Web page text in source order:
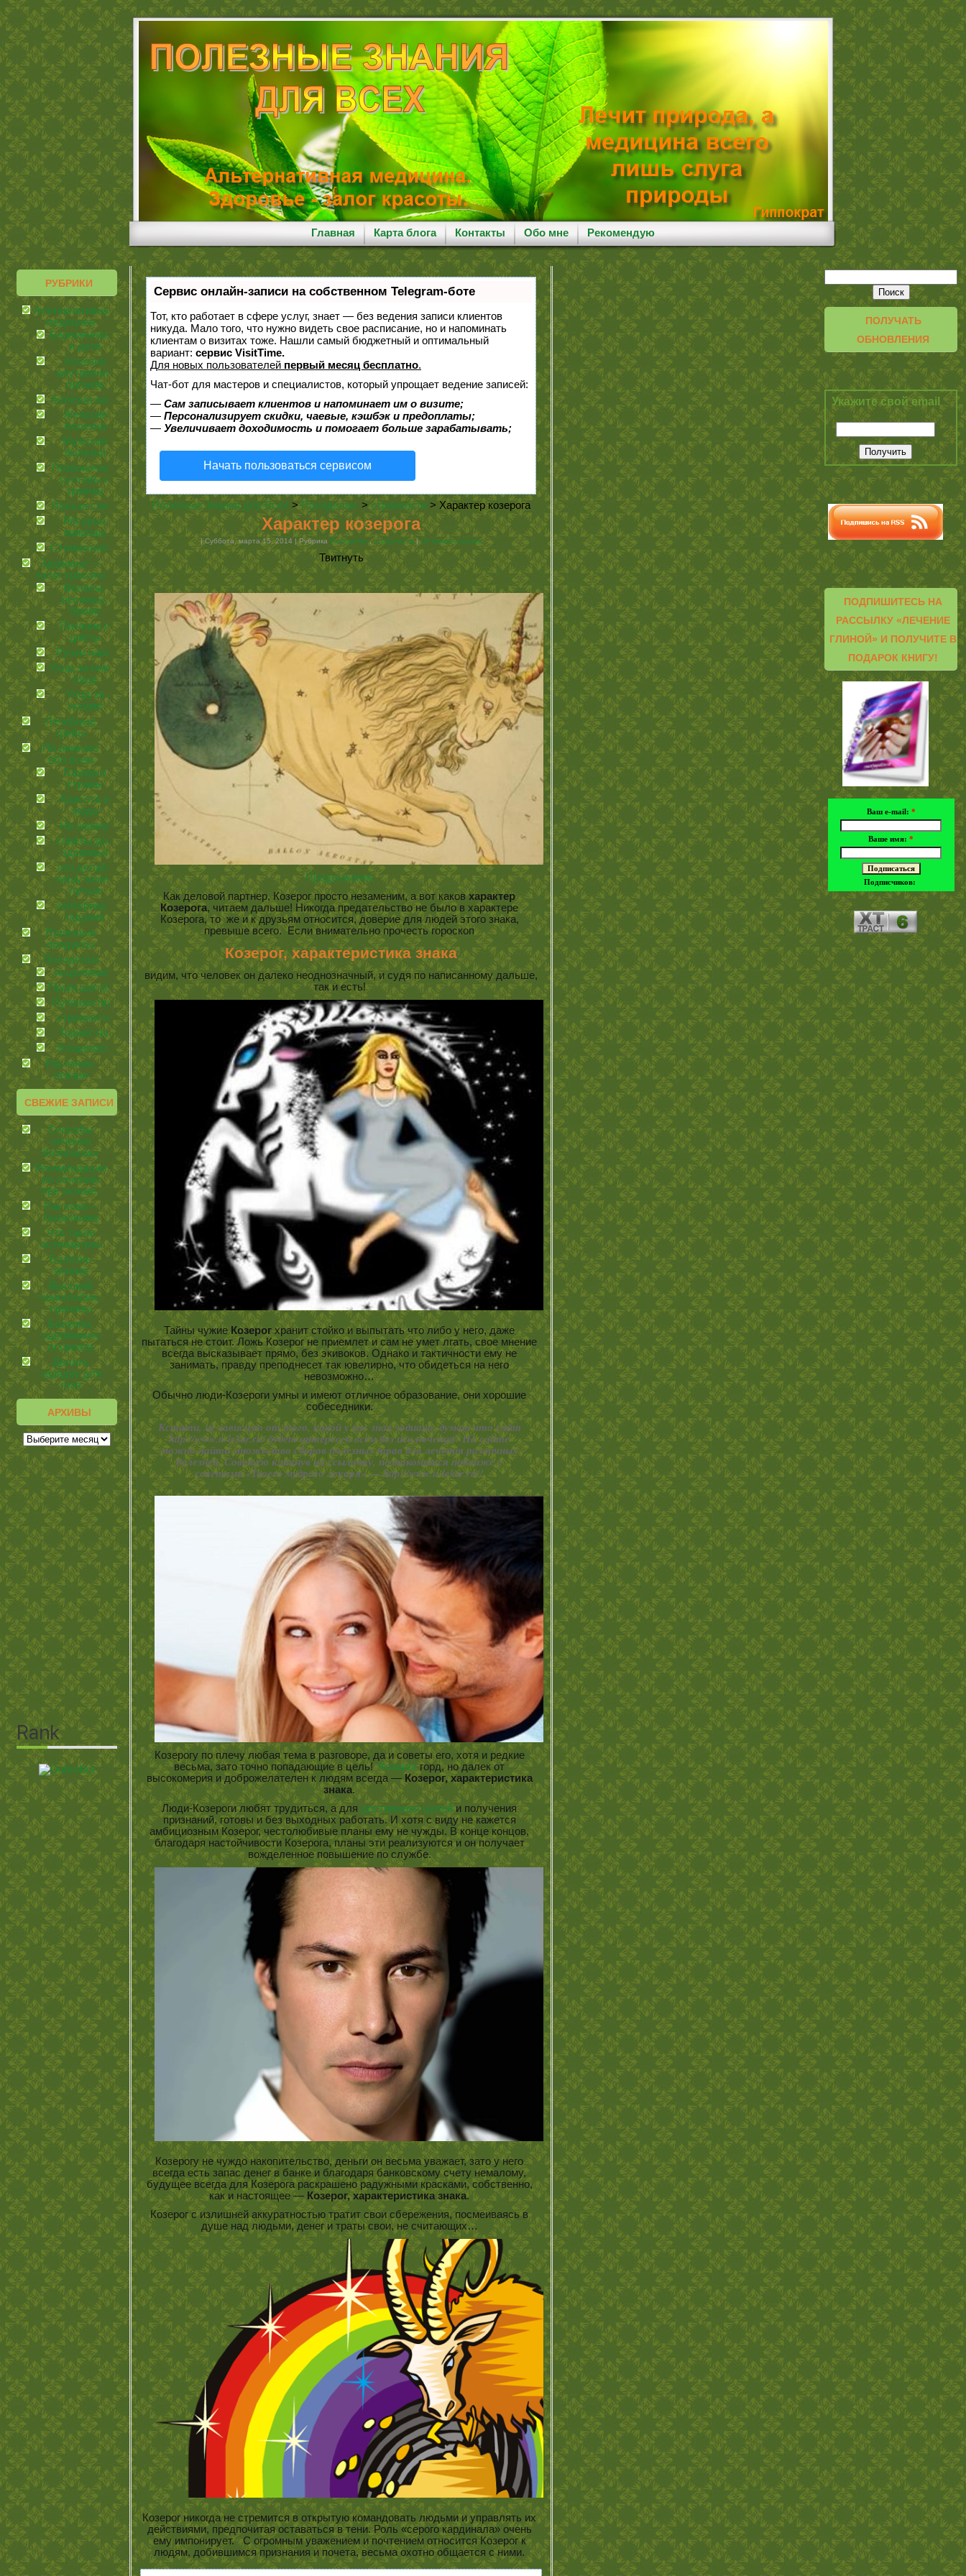
Главная Карта блога Контакты Обо мне Рекомендую
РУБРИКИ
Альтернативная
медицина
Беременность
и дети
болезни
внутренних
органов
болезни кожи
Женские
болезни
Мужские
болезни
Позвоночник,
суставы и
травмы
Польза соков
Ресурсы
природы
Стоматология
Здоровье —
залог красоты
Волосы,
ресницы,
брови
Питание и
диеты
Ручки наши
Уход за кожей
лица
Уход за
ногами
Лечебные
грибы
По немного
обо всем
Города и
страны
Красота и
мода
На экране
советы для
здоровья
что делает
нашу жизнь
лучше
эзотерика и
гадания
Полезные
продукты
Посиделки
иcцеляемся
Происшествия
Путешествия
странности
Торжества
Угощаемся!
Растения-
лекари
СВЕЖИЕ ЗАПИСИ
Способы
лечения
базалиомы
Рекомендации
по лечению
при экземе.
Рак кожи –
базалиома
Что такое
остеоартроз
Болезнь
экзема
Высокий
гемоглобин,
причины
Болезни,
«двойники»
псориаза
Делать
зарядку для
глаз
АРХИВЫ
Сервис онлайн-записи на собственном Telegram-боте
Тот, кто работает в сфере услуг, знает — без ведения записи клиентов
никуда. Мало того, что нужно видеть свое расписание, но и напоминать
клиентам о визитах тоже. Нашли самый бюджетный и оптимальный
вариант: сервис VisitTime.
Для новых пользователей первый месяц бесплатно.
Чат-бот для мастеров и специалистов, который упрощает ведение записей:
— Сам записывает клиентов и напоминает им о визите;
— Персонализирует скидки, чаевые, кэшбэк и предоплаты;
— Увеличивает доходимость и помогает больше зарабатывать;
Начать пользоваться сервисом
Полезные Знания для Всех >Посиделки. >странности > Характер козерога
Характер козерога
| Суббота, марта 15, 2014 | Рубрика Посиделки. ,странности |16 комментариев
Твитнуть
Продолжение
Как деловой партнер, Козерог просто незаменим, а вот каковхарактер
Козерога, читаем дальше! Никогда предательство не было в характере
Козерога, то же и к друзьям относится, доверие для людей этого знака,
превыше всего. Если внимательно прочесть гороскоп
Козерог, характеристика знака
видим, что человек он далеко неоднозначный, и судя по написанному дальше,
так и есть!
Тайны чужие Козерогхранит стойко и выпытать что либо у него, даже
пытаться не стоит. Ложь Козерог не приемлет и сам не умет лгать, свое мнение
всегда высказывает прямо, без экивоков. Однако и тактичности ему не
занимать, правду преподнесет так ювелирно, что обидеться на него
невозможно…
Обычно люди-Козероги умны и имеют отличное образование, они хорошие
собеседники.
Кстати, не зависимо от того, какой у вас знак зодиака, думаю что сайт
http://www.u-lekar.ru/ будет интересен всем без исключения! На сайте
можно найти множество сборов полезных трав для лечения различных
болезней. Советую кликнув на ссылочку, познакомится поближе с
советами «Твоего мудрого лекаря» — http://www.u-lekar.ru/!
Козерогу по плечу любая тема в разговоре, да и советы его, хотя и редкие
весьма, зато точно попадающие в цель! Козероггорд, но далек от
высокомерия и доброжелателен к людям всегда —Козерог, характеристика
знака.
Люди-Козероги любят трудиться, а для достижения целейи получения
признаний, готовы и без выходных работать. И хотя с виду не кажется
амбициозным Козерог, честолюбивые планы ему не чужды. В конце концов,
благодаря настойчивости Козерога, планы эти реализуются и он получает
вожделенное повышение по службе.
Козерогу не чуждо накопительство, деньги он весьма уважает, зато у него
всегда есть запас денег в банке и благодаря банковскому счету немалому,
будущее всегда для Козерога раскрашено радужными красками, собственно,
как и настоящее — Козерог, характеристика знака.
Козерог с излишней аккуратностью тратит свои сбережения, посмеиваясь в
душе над людьми, денег и траты свои, не считающих…
Козерог никогда не стремится в открытую командовать людьми и управлять их
действиями, предпочитая оставаться в тени. Роль «серого кардинала» очень
ему импонирует. С огромным уважением и почтением относится Козерог к
людям, добившимся признания и почета, весьма охотно общается с ними.
ПОЛУЧАТЬ
ОБНОВЛЕНИЯ
Укажите свой email
ПОДПИШИТЕСЬ НА
РАССЫЛКУ «ЛЕЧЕНИЕ
ГЛИНОЙ» И ПОЛУЧИТЕ В
ПОДАРОК КНИГУ!
Ваш e-mail: *
Ваше имя: *
Подписчиков: